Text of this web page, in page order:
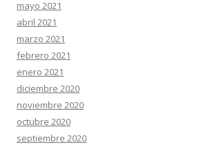
mayo 2021
abril 2021
marzo 2021
febrero 2021
enero 2021
diciembre 2020
noviembre 2020
octubre 2020
septiembre 2020